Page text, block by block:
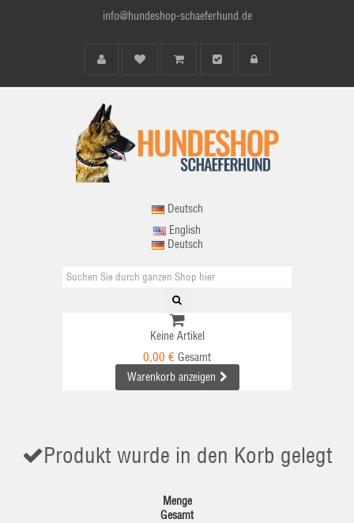
info@hundeshop-schaeferhund.de
Deutsch
English
Deutsch
Keine Artikel
0,00 € Gesamt
Warenkorb anzeigen
Produkt wurde in den Korb gelegt
Menge
Gesamt